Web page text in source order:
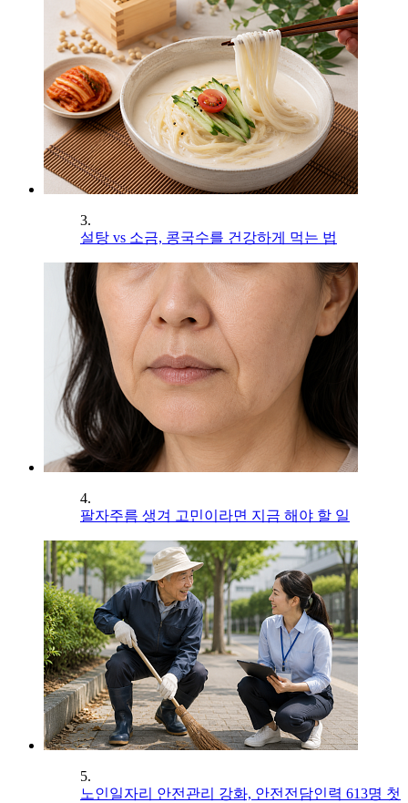
3.
설탕 vs 소금, 콩국수를 건강하게 먹는 법
4.
팔자주름 생겨 고민이라면 지금 해야 할 일
5.
노인일자리 안전관리 강화, 안전전담인력 613명 첫